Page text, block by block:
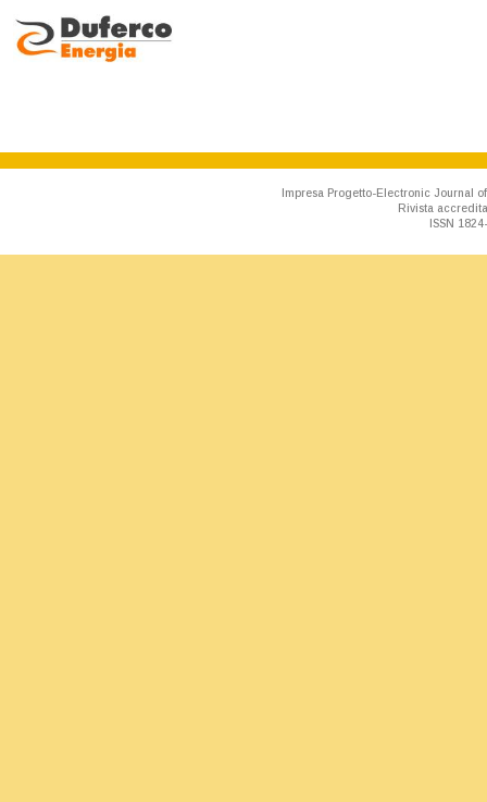
Impresa Progetto-Electronic Journal
Rivista
ISSN